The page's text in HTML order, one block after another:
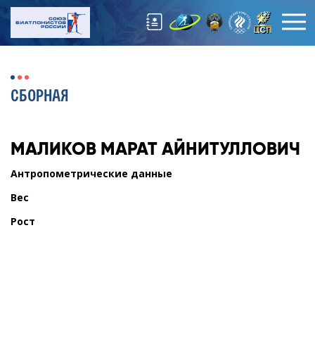
СБОРНАЯ
МАЛИКОВ МАРАТ АЙНИТУЛЛОВИЧ
Антропометрические данные
Вес
Рост